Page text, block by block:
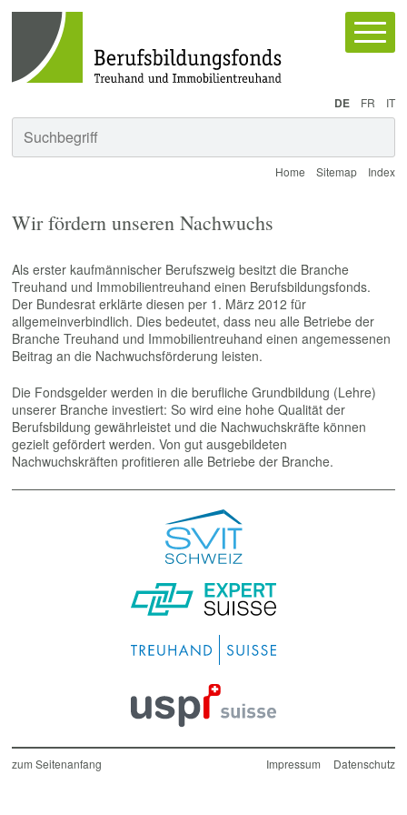
Navigieren im Berufsbildungsfonds
Schnellnavigation
DE FR IT
Suchfunktionen
Suchbegriff
Home Sitemap Index
Berufsbildungsfonds – Treuhand und
Wir fördern unseren Nachwuchs
Als erster kaufmännischer Berufszweig besitzt die Branche
Treuhand und Immobilientreuhand einen Berufsbildungsfonds.
Der Bundesrat erklärte diesen per 1. März 2012 für
allgemeinverbindlich. Dies bedeutet, dass neu alle Betriebe der
Branche Treuhand und Immobilientreuhand einen angemessenen
Beitrag an die Nachwuchsförderung leisten.
Die Fondsgelder werden in die berufliche Grundbildung (Lehre)
unserer Branche investiert: So wird eine hohe Qualität der
Berufsbildung gewährleistet und die Nachwuchskräfte können
gezielt gefördert werden. Von gut ausgebildeten
Nachwuchskräften profitieren alle Betriebe der Branche.
Footer
zum Seitenanfang Impressum Datenschutz